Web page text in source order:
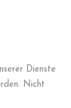
Dienste
Nicht